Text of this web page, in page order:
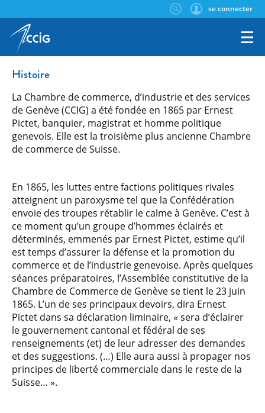
se connecter
Histoire
La Chambre de commerce, d’industrie et des services
de Genève (CCIG) a été fondée en 1865 par Ernest
Pictet, banquier, magistrat et homme politique
genevois. Elle est la troisième plus ancienne Chambre
de commerce de Suisse.
En 1865, les luttes entre factions politiques rivales
atteignent un paroxysme tel que la Confédération
envoie des troupes rétablir le calme à Genève. C’est à
ce moment qu’un groupe d’hommes éclairés et
déterminés, emmenés par Ernest Pictet, estime qu’il
est temps d’assurer la défense et la promotion du
commerce et de l’industrie genevoise. Après quelques
séances préparatoires, l’Assemblée constitutive de la
Chambre de Commerce de Genève se tient le 23 juin
1865. L’un de ses principaux devoirs, dira Ernest
Pictet dans sa déclaration liminaire, « sera d’éclairer
le gouvernement cantonal et fédéral de ses
renseignements (et) de leur adresser des demandes
et des suggestions. (…) Elle aura aussi à propager nos
principes de liberté commerciale dans le reste de la
Suisse… ».